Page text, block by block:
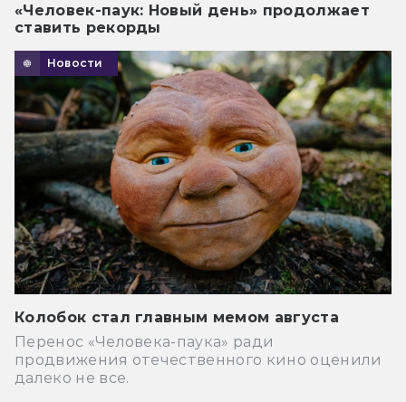
«Человек-паук: Новый день» продолжает
ставить рекорды
Новости
Колобок стал главным мемом августа
Перенос «Человека-паука» ради
продвижения отечественного кино оценили
далеко не все.